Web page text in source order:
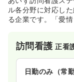
ル各分野に対応し
る企業です。「愛
で過ごしたい、最
ま・ご家族さまの
ています。
訪問看護正看
日勤のみ（常勤